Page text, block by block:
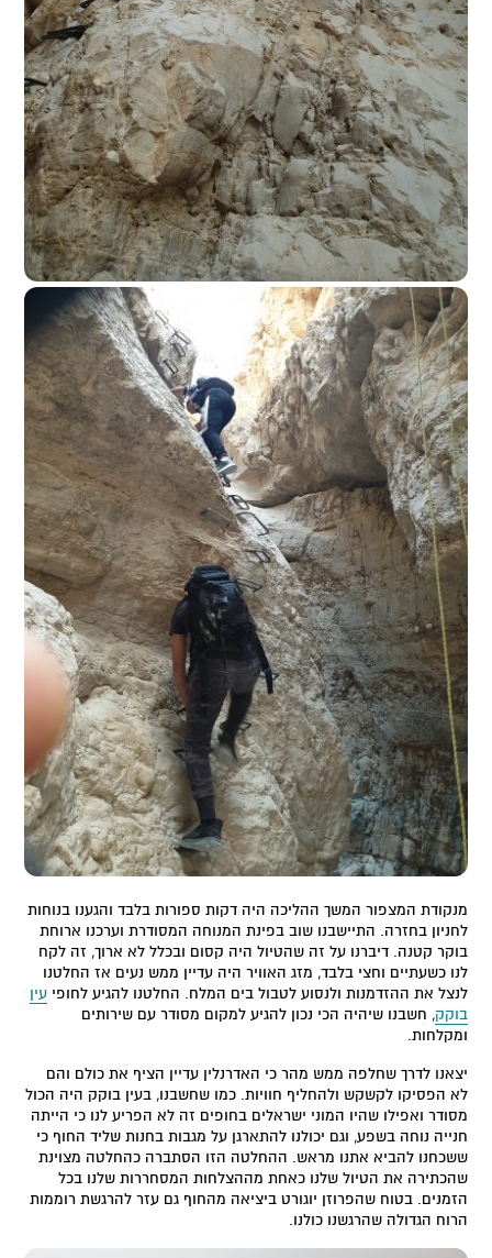
מנקודת המצפור המשך ההליכה היה דקות ספורות בלבד והגענו בנוחות
לחניון בחזרה. התיישבנו שוב בפינת המנוחה המסודרת וערכנו ארוחת
בוקר קטנה. דיברנו על זה שהטיול היה קסום ובכלל לא ארוך, זה לקח
לנו כשעתיים וחצי בלבד, מזג האוויר היה עדיין ממש נעים אז החלטנו
לנצל את ההזדמנות ולנסוע לטבול בים המלח. החלטנו להגיע לחופיעין
בוקק, חשבנו שיהיה הכי נכון להגיע למקום מסודר עם שירותים
ומקלחות.
יצאנו לדרך שחלפה ממש מהר כי האדרנלין עדיין הציף את כולם והם
לא הפסיקו לקשקש ולהחליף חוויות. כמו שחשבנו, בעין בוקק היה הכול
מסודר ואפילו שהיו המוני ישראלים בחופים זה לא הפריע לנו כי הייתה
חנייה נוחה בשפע, וגם יכולנו להתארגן על מגבות בחנות שליד החוף כי
ששכחנו להביא אתנו מראש. ההחלטה הזו הסתברה כהחלטה מצוינת
שהכתירה את הטיול שלנו כאחת מההצלחות המסחררות שלנו בכל
הזמנים. בטוח שהפרוזן יוגורט ביציאה מהחוף גם עזר להרגשת רוממות
הרוח הגדולה שהרגשנו כולנו.